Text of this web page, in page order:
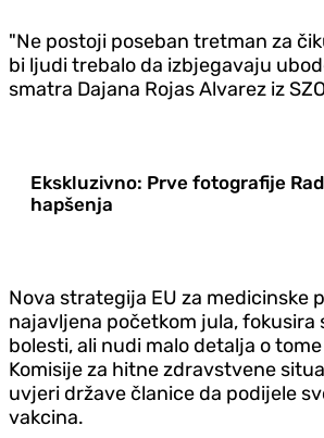
"Ne postoji poseban tretman za
bi ljudi trebalo da izbjegavaju
smatra Dajana Rojas Alvarez iz
Ekskluzivno: Prve fotografije
hapšenja
Nova strategija EU za medicinske
najavljena početkom jula, fokusira
bolesti, ali nudi malo detalja o
Komisije za hitne zdravstvene
uvjeri države članice da podijele
vakcina.